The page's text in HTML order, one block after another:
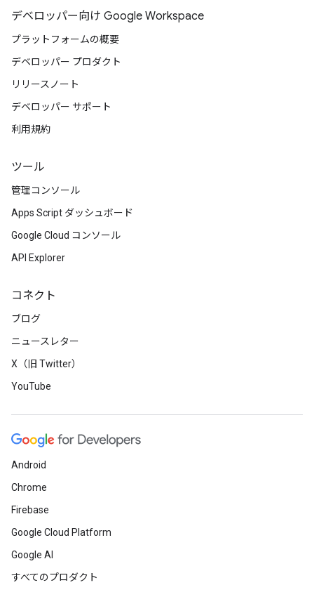
デベロッパー向け Google Workspace
プラットフォームの概要
デベロッパー プロダクト
リリースノート
デベロッパー サポート
利用規約
ツール
管理コンソール
Apps Script ダッシュボード
Google Cloud コンソール
API Explorer
コネクト
ブログ
ニュースレター
X（旧 Twitter）
YouTube
Android
Chrome
Firebase
Google Cloud Platform
Google AI
すべてのプロダクト